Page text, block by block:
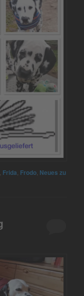
, Frida, Frodo, Neues zu